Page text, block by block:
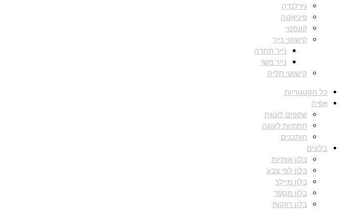
גירלנדה
פיניאטה
קונפטי
קישוטי נייר
נייר תחרה
נייר משי
קישוטי תליה
כל הקטגוריות
אפיה
שקפים לעוגה
תחתיות לעוגה
חותכנים
בלונים
בלון אותיות
בלון לפי צבע
בלון מיילר
בלון מספר
בלון רווקות